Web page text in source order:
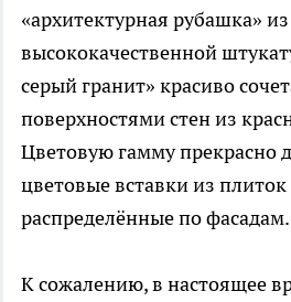
«архитектурная рубашка» из
высококачественной
серый гранит» красиво
поверхностями стен из
Цветовую гамму прекрасно
цветовые вставки из плиток
распределённые по фасадам.
К сожалению, в настоящее